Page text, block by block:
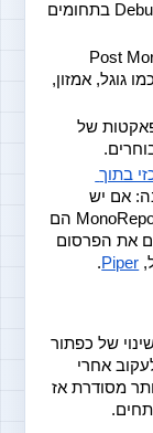
– כלי ויזואלי למעקב אחרי פאקטות של
שסוקר ניהול מאגר קוד מרכזי בתוך
לעומת מאגרים מרובים. המסקנה: אם יש
Piper
.
– פוסט חביב על שינוי של כפתור
מסודרת אז